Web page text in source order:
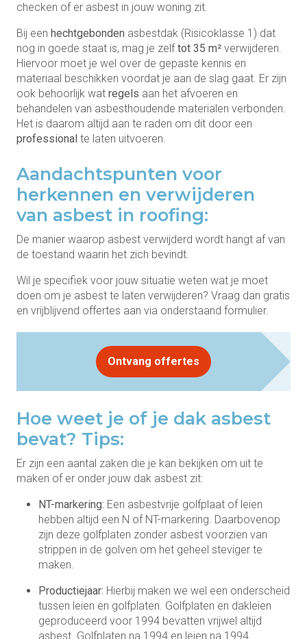
checken of er asbest in jouw woning zit.
Bij een hechtgebonden asbestdak (Risicoklasse 1) dat
nog in goede staat is, mag je zelf tot 35 m² verwijderen.
Hiervoor moet je wel over de gepaste kennis en
materiaal beschikken voordat je aan de slag gaat. Er zijn
ook behoorlijk wat regels aan het afvoeren en
behandelen van asbesthoudende materialen verbonden.
Het is daarom altijd aan te raden om dit door een
professional te laten uitvoeren.
Aandachtspunten voor
herkennen en verwijderen
van asbest in roofing:
De manier waarop asbest verwijderd wordt hangt af van
de toestand waarin het zich bevindt.
Wil je specifiek voor jouw situatie weten wat je moet
doen om je asbest te laten verwijderen? Vraag dan gratis
en vrijblijvend offertes aan via onderstaand formulier.
Ontvang offertes
Hoe weet je of je dak asbest
bevat? Tips:
Er zijn een aantal zaken die je kan bekijken om uit te
maken of er onder jouw dak asbest zit:
NT-markering: Een asbestvrije golfplaat of leien
hebben altijd een N of NT-markering. Daarbovenop
zijn deze golfplaten zonder asbest voorzien van
strippen in de golven om het geheel steviger te
maken.
Productiejaar: Hierbij maken we wel een onderscheid
tussen leien en golfplaten. Golfplaten en dakleien
geproduceerd voor 1994 bevatten vrijwel altijd
asbest. Golfplaten na 1994 en leien na 1994